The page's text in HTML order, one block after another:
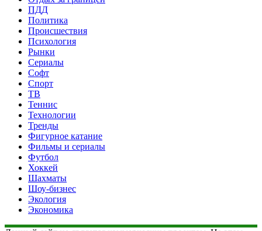
ПДД
Политика
Происшествия
Психология
Рынки
Сериалы
Софт
Спорт
ТВ
Теннис
Технологии
Тренды
Фигурное катание
Фильмы и сериалы
Футбол
Хоккей
Шахматы
Шоу-бизнес
Экология
Экономика